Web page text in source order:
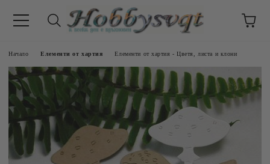
Начало Елементи от хартия Елементи от хартия - Цветя, листа и клони